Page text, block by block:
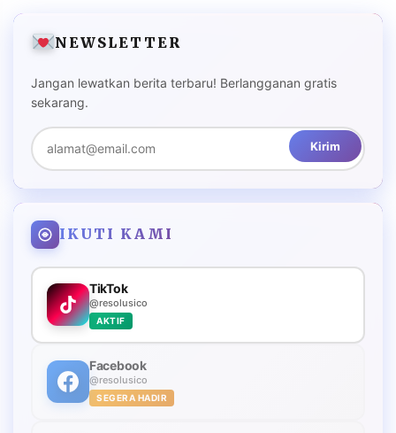
NEWSLETTER
Jangan lewatkan berita terbaru! Berlangganan gratis
sekarang.
Kirim
IKUTI KAMI
TikTok
@resolusico
AKTIF
Facebook
@resolusico
SEGERA HADIR